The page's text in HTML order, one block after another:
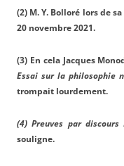
(2) M. Y. Bolloré lors de
20 novembre 2021.
(3) En cela Jacques
Essai sur la philosophie
trompait lourdement.
(4) Preuves par discours
souligne.